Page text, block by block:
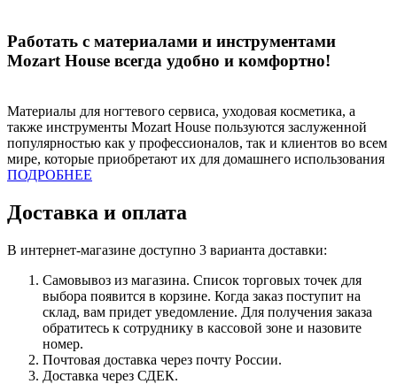
Работать с материалами и инструментами
Mozart House всегда удобно и комфортно!
Материалы для ногтевого сервиса, уходовая косметика, а
также инструменты Mozart House пользуются заслуженной
популярностью как у профессионалов, так и клиентов во всем
мире, которые приобретают их для домашнего использования
ПОДРОБНЕЕ
Доставка и оплата
В интернет-магазине доступно 3 варианта доставки:
Самовывоз из магазина. Список торговых точек для
выбора появится в корзине. Когда заказ поступит на
склад, вам придет уведомление. Для получения заказа
обратитесь к сотруднику в кассовой зоне и назовите
номер.
Почтовая доставка через почту России.
Доставка через СДЕК.